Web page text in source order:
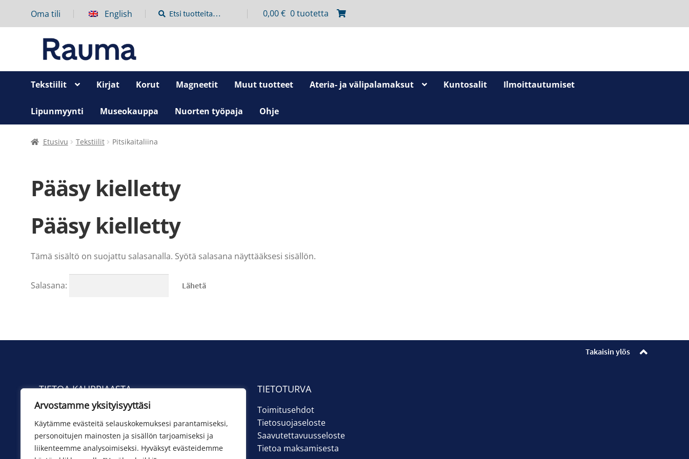
Arvostamme yksityisyyttäsi
Käytämme evästeitä selauskokemuksesi parantamiseksi,
personoitujen mainosten ja sisällön tarjoamiseksi ja
liikenteemme analysoimiseksi. Hyväksyt evästeidemme
Oma tili English Etsi:
Haku 0,00€ 0 tuotetta
Tekstiilit Kirjat Korut Magneetit Muut tuotteet Ateria- ja välipalamaksut Kuntosalit Ilmoittautumiset
Lipunmyynti Museokauppa Nuorten työpaja Ohje
Etusivu Tekstiilit Pitsikaitaliina
Pääsy kielletty
Pääsy kielletty
Tämä sisältö on suojattu salasanalla. Syötä salasana näyttääksesi sisällön.
Salasana:
Takaisin ylös
TIETOA KAUPPIAASTA
Yhteystiedot
Toimituskulut
TIETOTURVA
Toimitusehdot
Tietosuojaseloste
Saavutettavuusseloste
Tietoa maksamisesta